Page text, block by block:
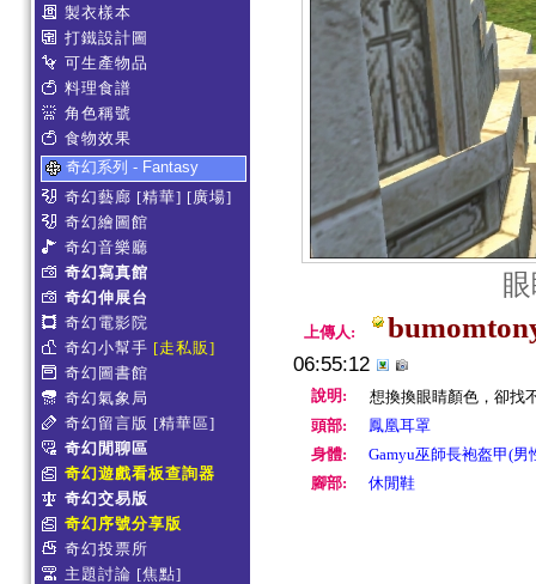
製衣樣本
打鐵設計圖
可生產物品
料理食譜
角色稱號
食物效果
奇幻系列 - Fantasy
奇幻藝廊 [精華] [廣場]
奇幻繪圖館
奇幻音樂廳
奇幻寫真館
奇幻伸展台
奇幻電影院
奇幻小幫手 [走私販]
奇幻圖書館
奇幻氣象局
奇幻留言版 [精華區]
奇幻閒聊區
奇幻遊戲看板查詢器
奇幻交易版
奇幻序號分享版
奇幻投票所
主題討論 [焦點]
上傳人:
06:55:12
說明:
想換換眼睛顏色，卻找
頭部:
鳳凰耳罩
身體:
Gamyu巫師長袍盔甲(男
腳部:
休閒鞋